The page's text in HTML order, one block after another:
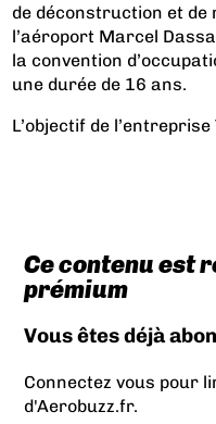
de déconstruction et
l’aéroport Marcel
la convention
une durée de 16 ans.
L’objectif de
Ce contenu est
prémium
Vous êtes déjà
Connectez vous pour
d'Aerobuzz.fr.